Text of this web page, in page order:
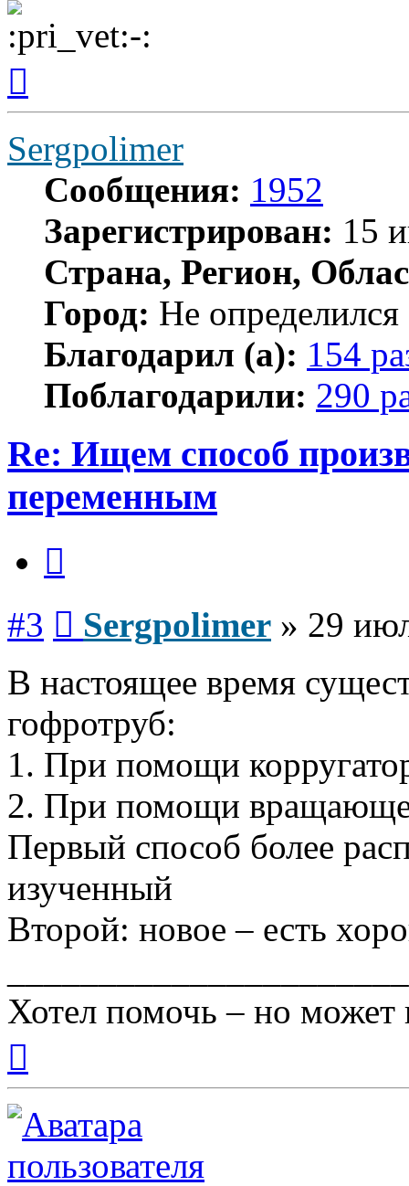
началу
Sergpolimer
Сообщения: 1952
Зарегистрирован: 15
Страна, Регион,
Город: Не определился
Благодарил (а): 154
Поблагодарили: 290
Re: Ищем способ
переменным
#3 Sergpolimer » 29
В настоящее время
гофротруб:
1. При помощи
2. При помощи
Первый способ более
изученный
Второй: новое – есть
Хотел помочь – но может
началу